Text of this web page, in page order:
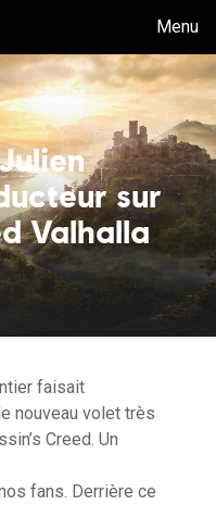
Menu
sur
Valhalla
faisait
nouveau volet très
Creed . Un
fans. Derrière ce